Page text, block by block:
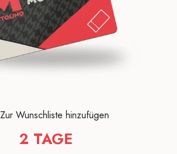
Zur Wunschliste hinzufügen
2 TAGE